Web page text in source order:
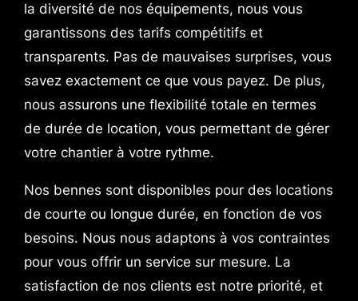
la diversité de nos équipements, nous vous
garantissons des tarifs compétitifs et
transparents. Pas de mauvaises surprises, vous
savez exactement ce que vous payez. De plus,
nous assurons une flexibilité totale en termes
de durée de location, vous permettant de gérer
votre chantier à votre rythme.
Nos bennes sont disponibles pour des locations
de courte ou longue durée, en fonction de vos
besoins. Nous nous adaptons à vos contraintes
pour vous offrir un service sur mesure. La
satisfaction de nos clients est notre priorité, et